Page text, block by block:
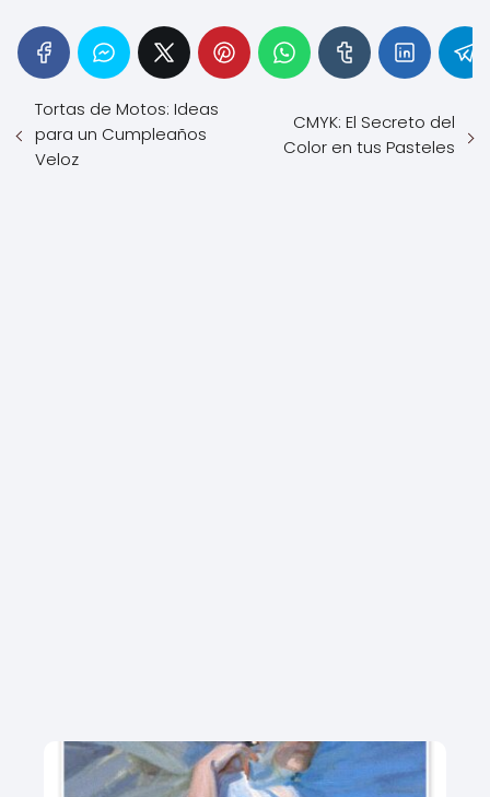
Tortas de Motos: Ideas
para un Cumpleaños
Veloz
CMYK: El Secreto del
Color en tus Pasteles